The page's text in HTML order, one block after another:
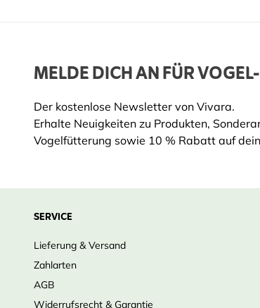
MELDE DICH AN FÜR
Der kostenlose Newsletter von Vivara.
Erhalte Neuigkeiten zu Produkten,
Vogelfütterung sowie 10 % Rabatt auf
SERVICE
Lieferung & Versand
Zahlarten
AGB
Widerrufsrecht & Garantie